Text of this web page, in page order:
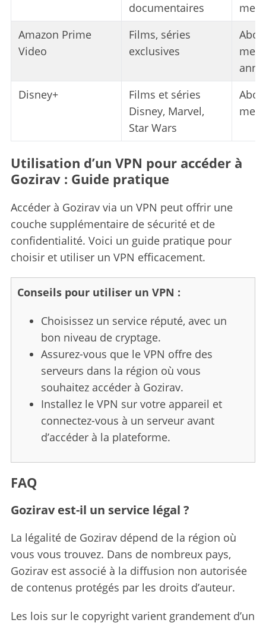
documentaires
Amazon Prime
Video
Films, séries
exclusives
Disney+
Films et séries
Disney, Marvel,
Star Wars
Utilisation d’un VPN pour accéder à
Gozirav : Guide pratique
Accéder à Gozirav via un VPN peut offrir une
couche supplémentaire de sécurité et de
confidentialité. Voici un guide pratique pour
choisir et utiliser un VPN efficacement.
Conseils pour utiliser un VPN :
Choisissez un service réputé, avec un
bon niveau de cryptage.
Assurez-vous que le VPN offre des
serveurs dans la région où vous
souhaitez accéder à Gozirav.
Installez le VPN sur votre appareil et
connectez-vous à un serveur avant
d’accéder à la plateforme.
FAQ
Gozirav est-il un service légal ?
La légalité de Gozirav dépend de la région où
vous vous trouvez. Dans de nombreux pays,
Gozirav est associé à la diffusion non autorisée
de contenus protégés par les droits d’auteur.
Les lois sur le copyright varient grandement d’un
e
a
r
o